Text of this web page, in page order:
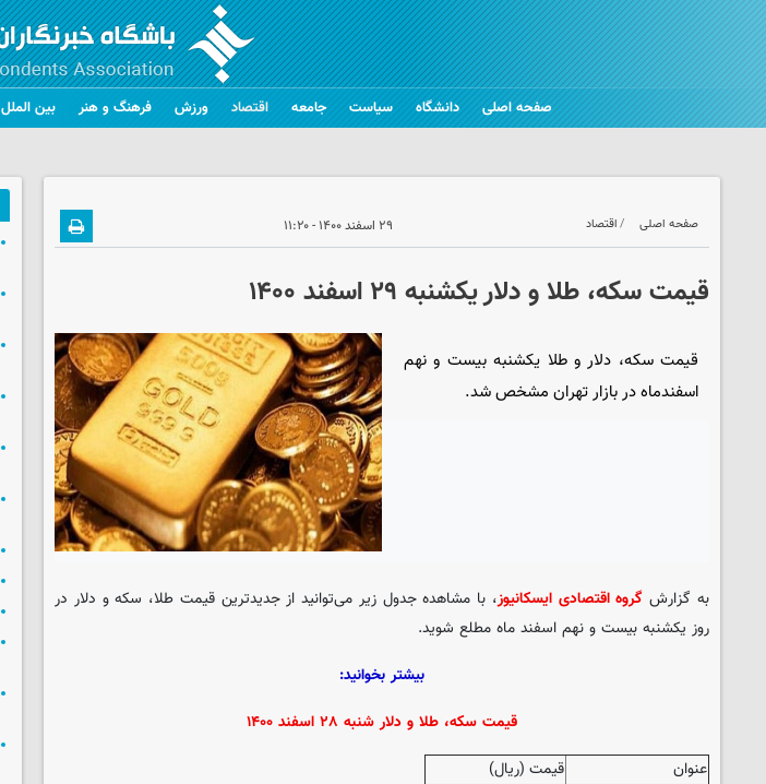
صفحه اصلی دانشگاه سیاست جامعه اقتصاد ورزش فرهنگ و هنر بین الملل
صفحه اصلی اقتصاد ۲۹ اسفند ۱۴۰۰ - ۱۱:۲۰
قیمت سکه، طلا و دلار یکشنبه ۲۹ اسفند ۱۴۰۰
قیمت سکه، دلار و طلا یکشنبه بیست و نهم
اسفندماه در بازار تهران مشخص شد.
به گزارش گروه اقتصادی ایسکانیوز، با مشاهده جدول زیر می‌توانید از جدیدترین قیمت طلا، سکه و دلار در
روز یکشنبه بیست و نهم اسفند ماه مطلع شوید.
بیشتر بخوانید:
قیمت سکه، طلا و دلار شنبه ۲۸ اسفند ۱۴۰۰
عنوان
قیمت (ریال)